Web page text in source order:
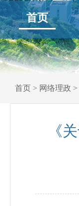
首页
首页 > 网络理政 >
《